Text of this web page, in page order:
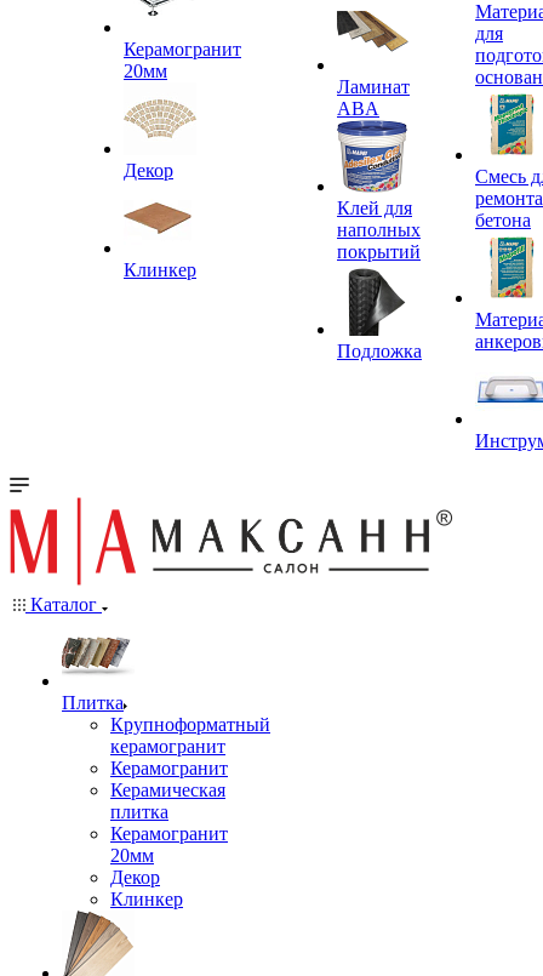
Керамогранит
20мм
Декор
Клинкер
Ламинат
ABA
Клей для
наполных
покрытий
Подложка
для
Смесь
ремонта
бетона
Каталог
Плитка
Крупноформатный
керамогранит
Керамогранит
Керамическая
плитка
Керамогранит
20мм
Декор
Клинкер